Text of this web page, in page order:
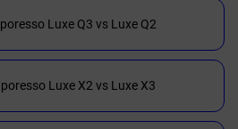
Luxe Q3 vs Luxe Q2
Luxe X2 vs Luxe X3